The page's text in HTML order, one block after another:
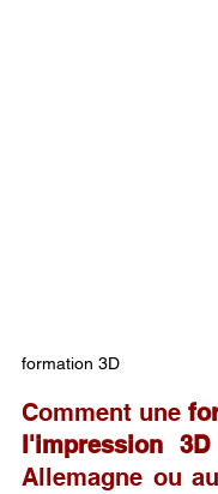
formation 3D
Comment une
l'impression 3D
Allemagne ou